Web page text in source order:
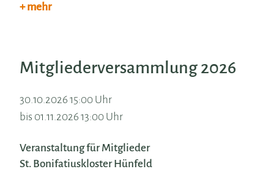
+ mehr
Mitgliederversammlung 2026
30.10.2026 15:00 Uhr
bis 01.11.2026 13:00 Uhr
Veranstaltung für Mitglieder
St. Bonifatiuskloster Hünfeld